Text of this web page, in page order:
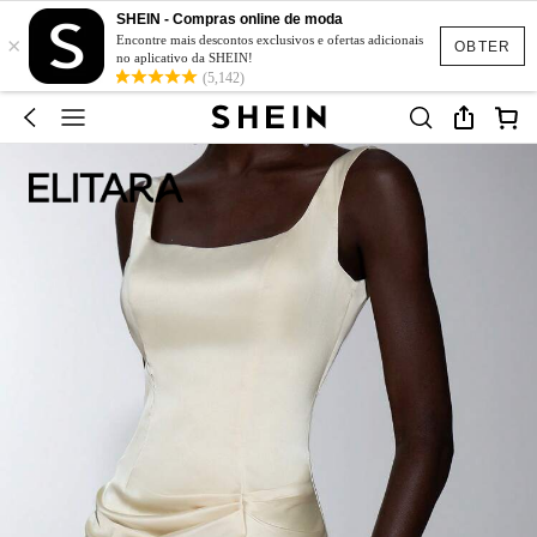
OBTER
×
SHEIN - Compras online de moda
Encontre mais descontos exclusivos e ofertas adicionais
no aplicativo da SHEIN!
(5,142)